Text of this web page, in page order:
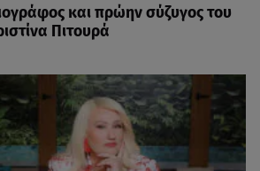
και πρώην σύζυγος του
Πιτουρά